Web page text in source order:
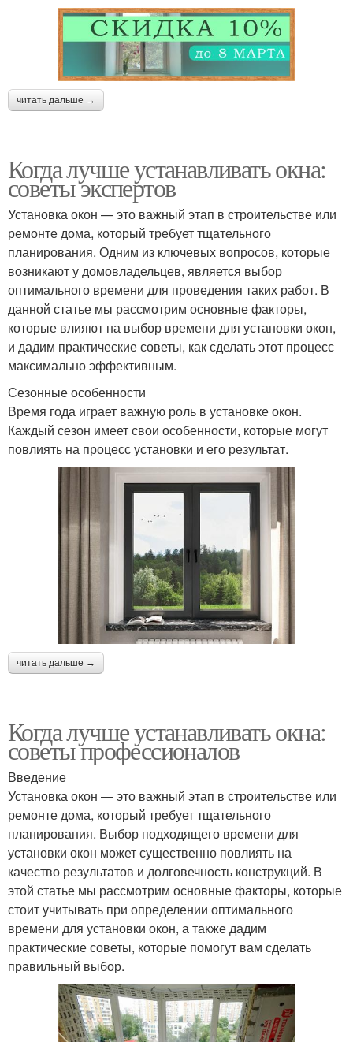
читать дальше →
Когда лучше устанавливать окна:
советы экспертов
Установка окон — это важный этап в строительстве или
ремонте дома, который требует тщательного
планирования. Одним из ключевых вопросов, которые
возникают у домовладельцев, является выбор
оптимального времени для проведения таких работ. В
данной статье мы рассмотрим основные факторы,
которые влияют на выбор времени для установки окон,
и дадим практические советы, как сделать этот процесс
максимально эффективным.
Сезонные особенности
Время года играет важную роль в установке окон.
Каждый сезон имеет свои особенности, которые могут
повлиять на процесс установки и его результат.
читать дальше →
Когда лучше устанавливать окна:
советы профессионалов
Введение
Установка окон — это важный этап в строительстве или
ремонте дома, который требует тщательного
планирования. Выбор подходящего времени для
установки окон может существенно повлиять на
качество результатов и долговечность конструкций. В
этой статье мы рассмотрим основные факторы, которые
стоит учитывать при определении оптимального
времени для установки окон, а также дадим
практические советы, которые помогут вам сделать
правильный выбор.